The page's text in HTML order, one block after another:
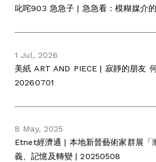
叱咤903 急急子 | 急急看：模糊媒介
1 Jul, 2026
美紙 ART AND PIECE | 寂靜的朋友
20260701
8 May, 2025
Etnet經濟通 | 本地新晉藝術家群展「
義、記憶及轉變 | 20250508